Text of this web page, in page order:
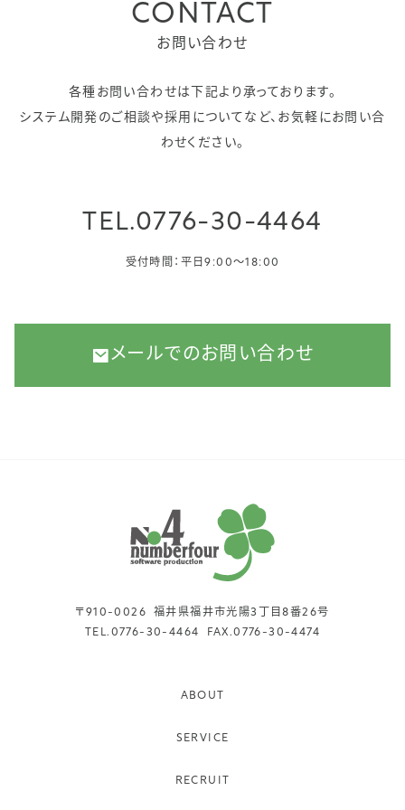
CONTACT
お問い合わせ
各種お問い合わせは下記より承っております。
システム開発のご相談や採用についてなど、お気軽にお問い合
わせください。
TEL.0776-30-4464
受付時間：平日9:00〜18:00
メールでのお問い合わせ
〒910-0026
福井県福井市光陽3丁目8番26号
TEL. 0776-30-4464 FAX.0776-30-4474
ABOUT
SERVICE
RECRUIT